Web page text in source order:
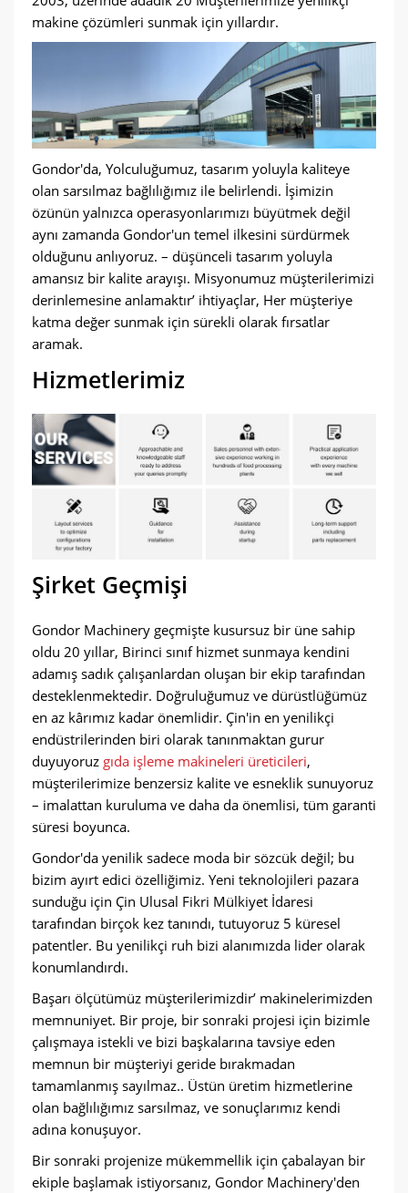
makine çözümleri sunmak için yıllardır.
Gondor'da, Yolculuğumuz, tasarım yoluyla kaliteye
olan sarsılmaz bağlılığımız ile belirlendi. İşimizin
özünün yalnızca operasyonlarımızı büyütmek değil
aynı zamanda Gondor'un temel ilkesini sürdürmek
olduğunu anlıyoruz. – düşünceli tasarım yoluyla
amansız bir kalite arayışı. Misyonumuz müşterilerimizi
derinlemesine anlamaktır’ ihtiyaçlar, Her müşteriye
katma değer sunmak için sürekli olarak fırsatlar
aramak.
Hizmetlerimiz
Şirket Geçmişi
Gondor Machinery geçmişte kusursuz bir üne sahip
oldu 20 yıllar, Birinci sınıf hizmet sunmaya kendini
adamış sadık çalışanlardan oluşan bir ekip tarafından
desteklenmektedir. Doğruluğumuz ve dürüstlüğümüz
en az kârımız kadar önemlidir. Çin'in en yenilikçi
endüstrilerinden biri olarak tanınmaktan gurur
duyuyoruz gıda işleme makineleri üreticileri,
müşterilerimize benzersiz kalite ve esneklik sunuyoruz
– imalattan kuruluma ve daha da önemlisi, tüm garanti
süresi boyunca.
Gondor'da yenilik sadece moda bir sözcük değil; bu
bizim ayırt edici özelliğimiz. Yeni teknolojileri pazara
sunduğu için Çin Ulusal Fikri Mülkiyet İdaresi
tarafından birçok kez tanındı, tutuyoruz 5 küresel
patentler. Bu yenilikçi ruh bizi alanımızda lider olarak
konumlandırdı.
Başarı ölçütümüz müşterilerimizdir’ makinelerimizden
memnuniyet. Bir proje, bir sonraki projesi için bizimle
çalışmaya istekli ve bizi başkalarına tavsiye eden
memnun bir müşteriyi geride bırakmadan
tamamlanmış sayılmaz.. Üstün üretim hizmetlerine
olan bağlılığımız sarsılmaz, ve sonuçlarımız kendi
adına konuşuyor.
Bir sonraki projenize mükemmellik için çabalayan bir
ekiple başlamak istiyorsanız, Gondor Machinery'den